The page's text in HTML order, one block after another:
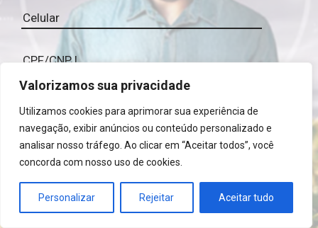
Valorizamos sua privacidade
Utilizamos cookies para aprimorar sua experiência de
navegação, exibir anúncios ou conteúdo personalizado e
analisar nosso tráfego. Ao clicar em “Aceitar todos”, você
concorda com nosso uso de cookies.
Personalizar Rejeitar Aceitar tudo
Ao assinar a newsletter, declaro que conheço a
Política de Privacidade e autorizo a utilização das
minhas informações pelo portal Mais Agro